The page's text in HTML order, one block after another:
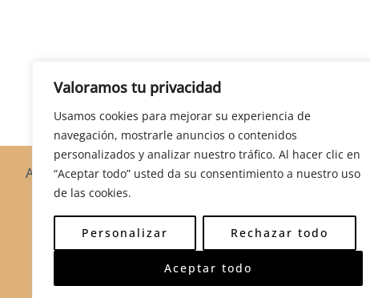
Valoramos tu privacidad
Usamos cookies para mejorar su experiencia de
navegación, mostrarle anuncios o contenidos
personalizados y analizar nuestro tráfico. Al hacer clic en
“Aceptar todo” usted da su consentimiento a nuestro uso
de las cookies.
Personalizar Rechazar todo
Aceptar todo
Armarios Bancas Baúles Burós Cajoneras
© 2026